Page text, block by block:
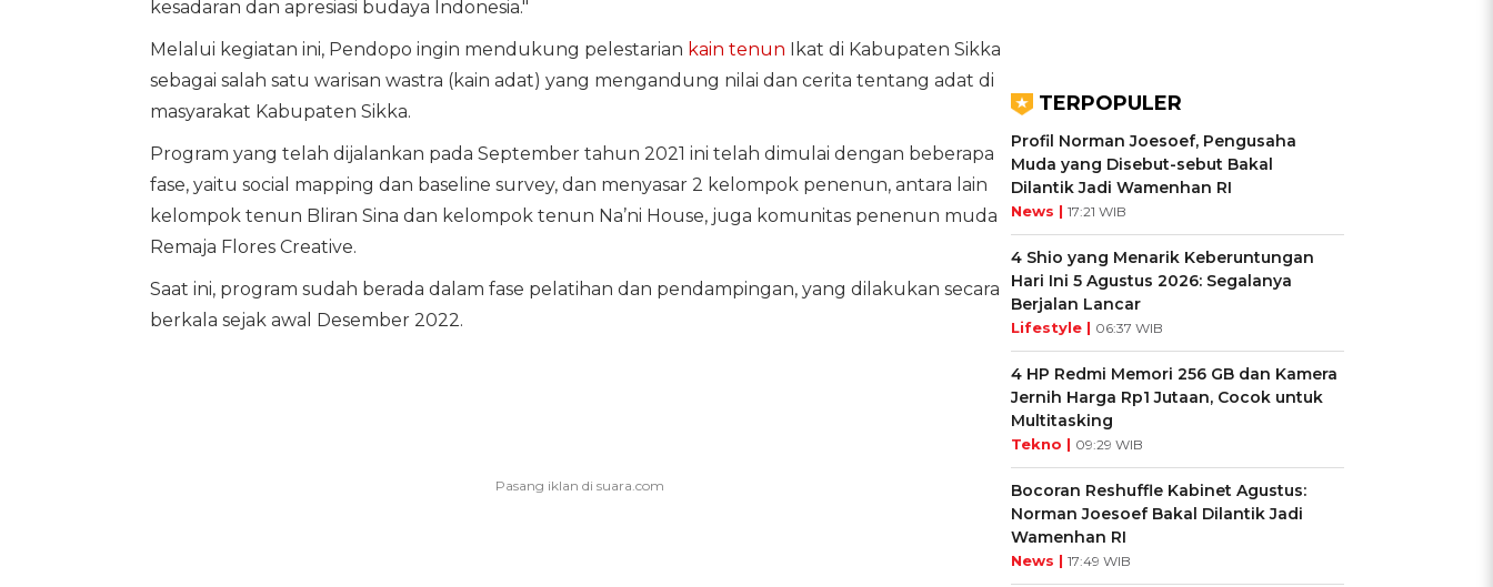
kesadaran dan apresiasi budaya Indonesia."
Melalui kegiatan ini, Pendopo ingin mendukung pelestarian kain tenun Ikat di Kabupaten Sikka
sebagai salah satu warisan wastra (kain adat) yang mengandung nilai dan cerita tentang adat di
masyarakat Kabupaten Sikka.
Program yang telah dijalankan pada September tahun 2021 ini telah dimulai dengan beberapa
fase, yaitu social mapping dan baseline survey, dan menyasar 2 kelompok penenun, antara lain
kelompok tenun Bliran Sina dan kelompok tenun Na’ni House, juga komunitas penenun muda
Remaja Flores Creative.
Saat ini, program sudah berada dalam fase pelatihan dan pendampingan, yang dilakukan secara
berkala sejak awal Desember 2022.
TERPOPULER
Profil Norman Joesoef, Pengusaha
Muda yang Disebut-sebut Bakal
Dilantik Jadi Wamenhan RI
News | 17:21 WIB
4 Shio yang Menarik Keberuntungan
Hari Ini 5 Agustus 2026: Segalanya
Berjalan Lancar
Lifestyle | 06:37 WIB
4 HP Redmi Memori 256 GB dan Kamera
Jernih Harga Rp1 Jutaan, Cocok untuk
Multitasking
Tekno | 09:29 WIB
Bocoran Reshuffle Kabinet Agustus:
Norman Joesoef Bakal Dilantik Jadi
Wamenhan RI
News | 17:49 WIB